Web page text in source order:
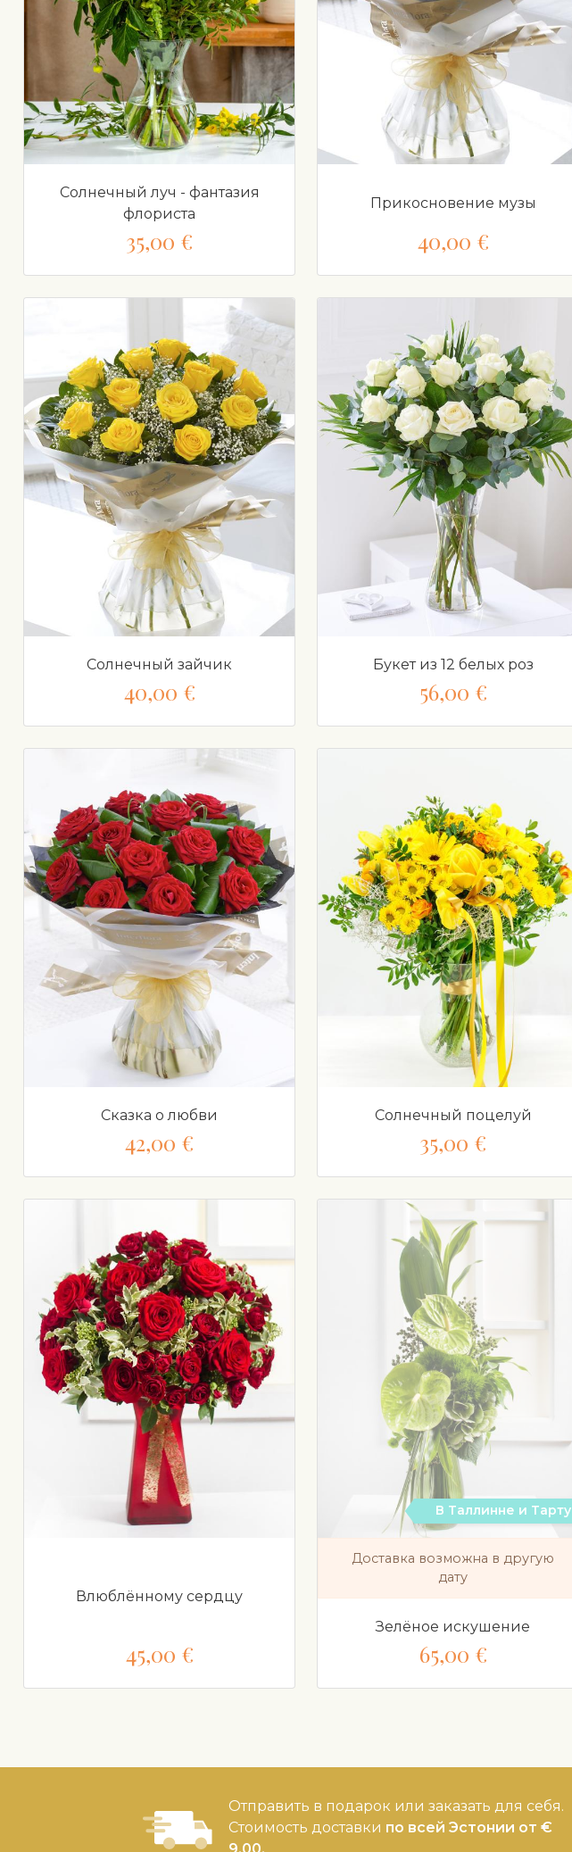
Солнечный луч - фантазия
флориста
35,00 €
Прикосновение музы
40,00 €
Солнечный зайчик
40,00 €
Букет из 12 белых роз
56,00 €
Сказка о любви
42,00 €
Солнечный поцелуй
35,00 €
Влюблённому сердцу
45,00 €
В Таллинне и Тарту
Доставка возможна в другую
дату
Зелёное искушение
65,00 €
Отправить в подарок или заказать для себя.
Стоимость доставки по всей Эстонии от €
9,00.